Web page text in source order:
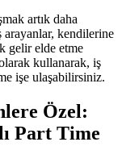
artık daha
arayanlar, kendilerine
gelir elde etme
kullanarak, iş
işe ulaşabilirsiniz.
Özel:
Part Time